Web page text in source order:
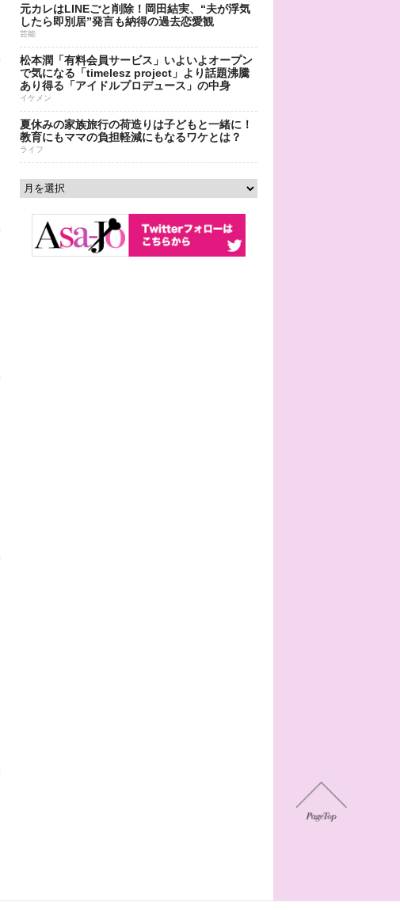
元カレはLINEごと削除！岡田結実、“夫が浮気
したら即別居”発言も納得の過去恋愛観
芸能
松本潤「有料会員サービス」いよいよオープン
で気になる「timelesz project」より話題沸騰
あり得る「アイドルプロデュース」の中身
イケメン
夏休みの家族旅行の荷造りは子どもと一緒に！
教育にもママの負担軽減にもなるワケとは？
ライフ